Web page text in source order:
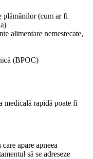
plămânilor (cum ar fi
alimentare nemestecate,
(BPOC)
medicală rapidă poate fi
apare apneea
să se adreseze